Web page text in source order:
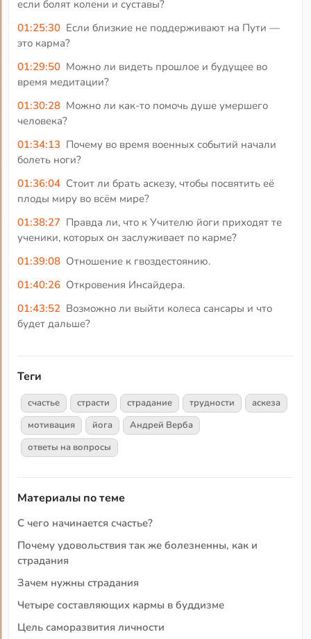
если болят колени и суставы?
01:25:30 Если близкие не поддерживают на Пути —
это карма?
01:29:50 Можно ли видеть прошлое и будущее во
время медитации?
01:30:28 Можно ли как-то помочь душе умершего
человека?
01:34:13 Почему во время военных событий начали
болеть ноги?
01:36:04 Стоит ли брать аскезу, чтобы посвятить её
плоды миру во всём мире?
01:38:27 Правда ли, что к Учителю йоги приходят те
ученики, которых он заслуживает по карме?
01:39:08 Отношение к гвоздестоянию.
01:40:26 Откровения Инсайдера.
01:43:52 Возможно ли выйти колеса сансары и что
будет дальше?
Теги
счастье страсти страдание трудности
аскеза
мотивация
йога
Андрей Верба
ответы на вопросы
Материалы по теме
С чего начинается счастье?
Почему удовольствия так же болезненны, как и
страдания
Зачем нужны страдания
Четыре составляющих кармы в буддизме
Цель саморазвития личности